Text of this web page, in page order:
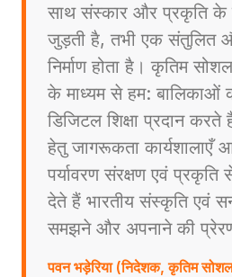
साथ संस्कार और प्रकृति के
जुड़ती है, तभी एक संतुलित
निर्माण होता है। कृतिम
के माध्यम से हम: बालिकाओं
डिजिटल शिक्षा प्रदान करते
हेतु जागरूकता कार्यशालाएँ
पर्यावरण संरक्षण एवं प्रकृति
देते हैं भारतीय संस्कृति एवं
समझने और अपनाने की
पवन भड़ेरिया (निदेशक, कृतिम